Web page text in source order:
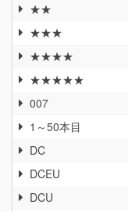
★★
★★★
★★★★
★★★★★
007
1～50本目
DC
DCEU
DCU